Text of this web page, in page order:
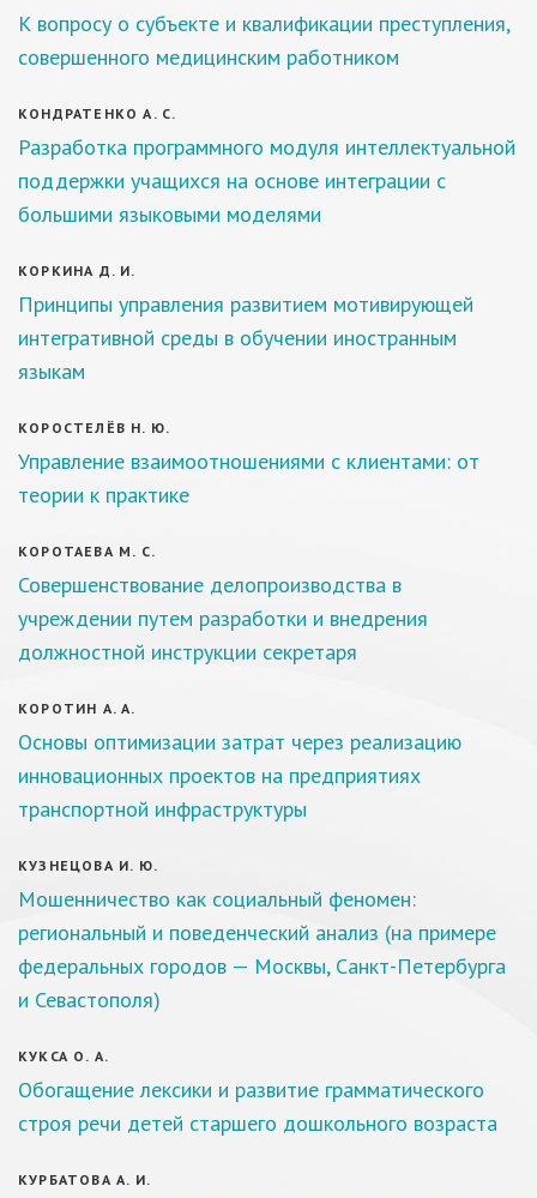
К вопросу о субъекте и квалификации преступления,
совершенного медицинским работником
КОНДРАТЕНКО А. С.
Разработка программного модуля интеллектуальной
поддержки учащихся на основе интеграции с
большими языковыми моделями
КОРКИНА Д. И.
Принципы управления развитием мотивирующей
интегративной среды в обучении иностранным
языкам
КОРОСТЕЛЁВ Н. Ю.
Управление взаимоотношениями с клиентами: от
теории к практике
КОРОТАЕВА М. С.
Совершенствование делопроизводства в
учреждении путем разработки и внедрения
должностной инструкции секретаря
КОРОТИН А. А.
Основы оптимизации затрат через реализацию
инновационных проектов на предприятиях
транспортной инфраструктуры
КУЗНЕЦОВА И. Ю.
Мошенничество как социальный феномен:
региональный и поведенческий анализ (на примере
федеральных городов — Москвы, Санкт-Петербурга
и Севастополя)
КУКСА О. А.
Обогащение лексики и развитие грамматического
строя речи детей старшего дошкольного возраста
КУРБАТОВА А. И.